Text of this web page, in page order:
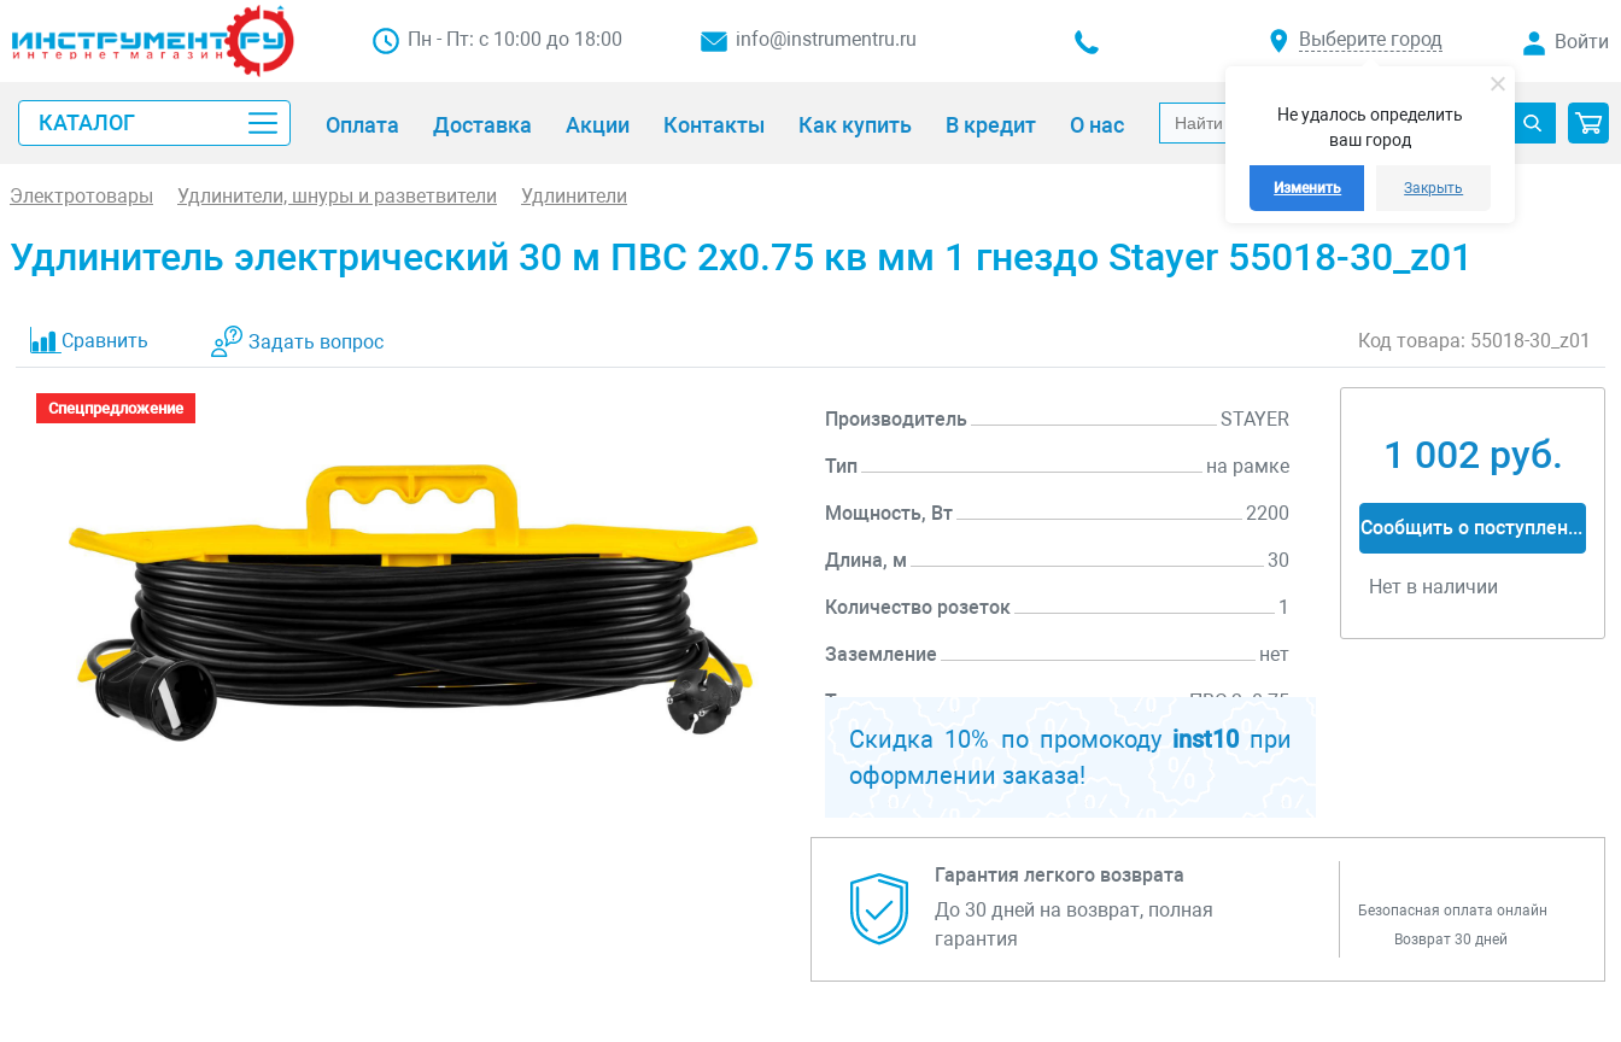
Не удалось определить
ваш город
Изменить Закрыть
Пн - Пт: с 10:00 до 18:00 info@instrumentru.ru Выберите город Войти
КАТАЛОГ Оплата Доставка Акции Контакты Как купить В кредит О нас
Электротовары Удлинители, шнуры и разветвители Удлинители
Удлинитель электрический 30 м ПВС 2х0.75 кв мм 1 гнездо Stayer 55018-30_z01
Сравнить Задать вопрос Код товара: 55018-30_z01
Спецпредложение Производитель STAYER
Тип на рамке
Мощность, Вт 2200
Длина, м 30
Количество розеток 1
Заземление нет
Тип провода ПВС 2х0.75
Перейти к описанию
Скидка 10% по промокоду inst10при
оформлении заказа!
1 002 руб.
Сообщить о поступлении
Нет в наличии
Гарантия легкого возврата
До 30 дней на возврат, полная
гарантия
Безопасная оплата онлайн
Возврат 30 дней